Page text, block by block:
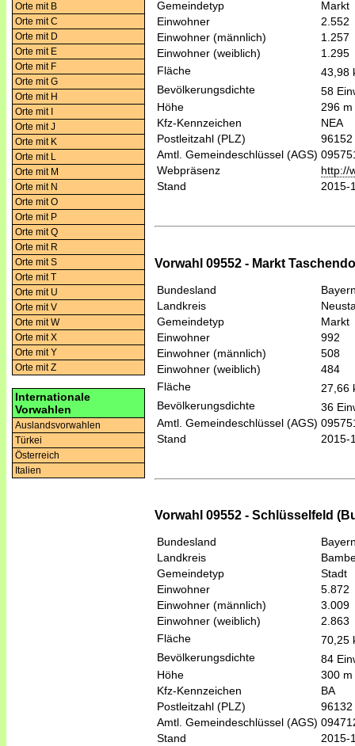
Orte mit B
Orte mit C
Orte mit D
Orte mit E
Orte mit F
Orte mit G
Orte mit H
Orte mit I
Orte mit J
Orte mit K
Orte mit L
Orte mit M
Orte mit N
Orte mit O
Orte mit P
Orte mit Q
Orte mit R
Orte mit S
Orte mit T
Orte mit U
Orte mit V
Orte mit W
Orte mit X
Orte mit Y
Orte mit Z
Internationale
Vorwahlen
Auslandsvorwahlen
Türkei
Österreich
Italien
Gemeindetyp
Markt
Einwohner
2.552
Einwohner (männlich)
1.257
Einwohner (weiblich)
1.295
Fläche
43,98
Bevölkerungsdichte
58
Höhe
296 m
Kfz-Kennzeichen
NEA
Postleitzahl (PLZ)
96152
Amtl. Gemeindeschlüssel (AGS)
Webpräsenz
http://
Stand
2015-
Vorwahl 09552 - Markt
Bundesland
Landkreis
Gemeindetyp
Markt
Einwohner
992
Einwohner (männlich)
508
Einwohner (weiblich)
484
Fläche
27,66
Bevölkerungsdichte
36
Amtl. Gemeindeschlüssel (AGS)
Stand
2015-
Vorwahl 09552 - Schlüsselfeld
Bundesland
Landkreis
Gemeindetyp
Stadt
Einwohner
5.872
Einwohner (männlich)
3.009
Einwohner (weiblich)
2.863
Fläche
70,25
Bevölkerungsdichte
84
Höhe
300 m
Kfz-Kennzeichen
BA
Postleitzahl (PLZ)
96132
Amtl. Gemeindeschlüssel (AGS)
Stand
2015-